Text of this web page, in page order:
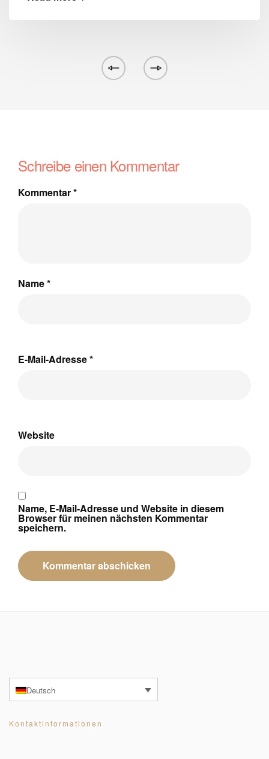
Schreibe einen Kommentar
Kommentar*
Name*
E-Mail-Adresse*
Website
Name, E-Mail-Adresse und Website in diesem
Browser für meinen nächsten Kommentar
speichern.
Deutsch
Kontaktinformationen